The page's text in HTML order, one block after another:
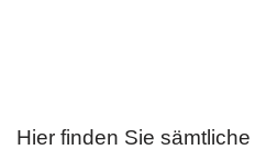
Hier finden Sie